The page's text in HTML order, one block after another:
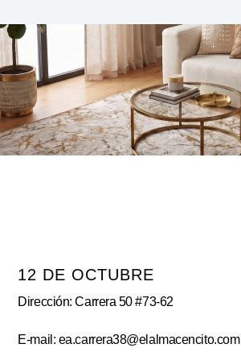
12 DE OCTUBRE
Dirección: Carrera 50 #73-62
E-mail: ea.carrera38@elalmacencito.com